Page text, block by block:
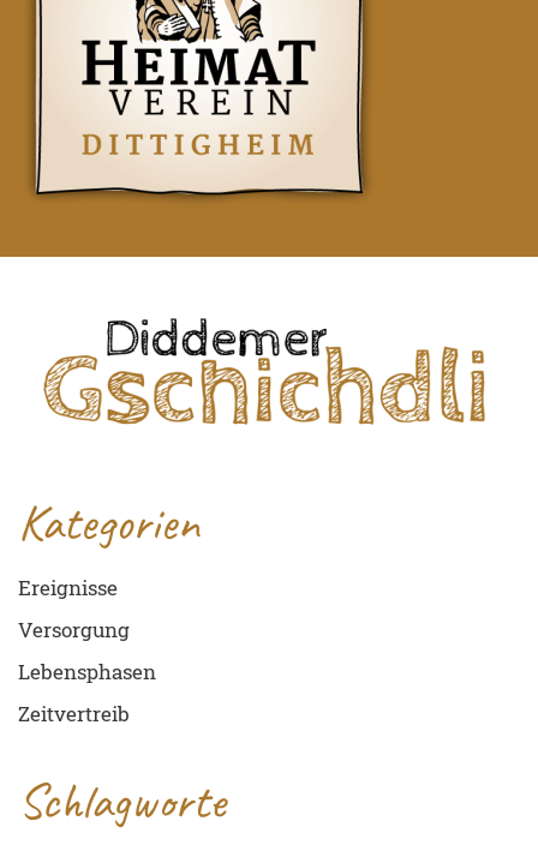
Kategorien
Ereignisse
Versorgung
Lebensphasen
Zeitvertreib
Schlagworte